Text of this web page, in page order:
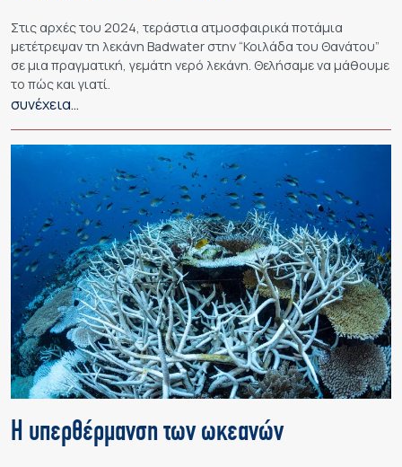
Στις αρχές του 2024, τεράστια ατμοσφαιρικά ποτάμια
μετέτρεψαν τη λεκάνη Badwater στην “Κοιλάδα του Θανάτου”
σε μια πραγματική, γεμάτη νερό λεκάνη. Θελήσαμε να μάθουμε
το πώς και γιατί.
συνέχεια…
Η υπερθέρμανση των ωκεανών